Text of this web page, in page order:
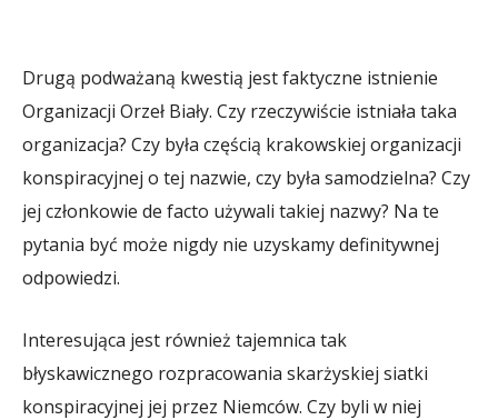
Drugą podważaną kwestią jest faktyczne istnienie
Organizacji Orzeł Biały. Czy rzeczywiście istniała taka
organizacja? Czy była częścią krakowskiej organizacji
konspiracyjnej o tej nazwie, czy była samodzielna? Czy
jej członkowie de facto używali takiej nazwy? Na te
pytania być może nigdy nie uzyskamy definitywnej
odpowiedzi.
Interesująca jest również tajemnica tak
błyskawicznego rozpracowania skarżyskiej siatki
konspiracyjnej jej przez Niemców. Czy byli w niej